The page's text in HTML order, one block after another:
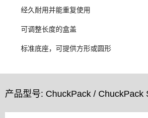
经久耐用并能重复使用
可调整长度的盒盖
标准底座，可提供方形或圆形
产品型号: ChuckPack / ChuckPack